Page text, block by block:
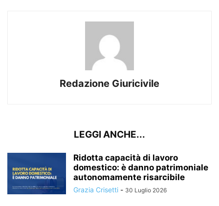
Redazione Giuricivile
LEGGI ANCHE...
Ridotta capacità di lavoro
domestico: è danno patrimoniale
autonomamente risarcibile
Grazia Crisetti - 30 Luglio 2026